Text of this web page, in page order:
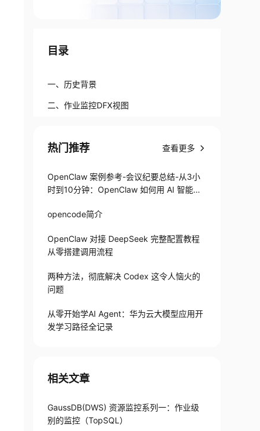
目录
一、历史背景
二、作业监控DFX视图
热门推荐 查看更多
OpenClaw 案例参考-会议纪要总结-从3小
时到10分钟：OpenClaw 如何用 AI 智能体
opencode简介
OpenClaw 对接 DeepSeek 完整配置教程
从零搭建调用流程
两种方法，彻底解决 Codex 这令人恼火的
问题
从零开始学AI Agent：华为云大模型应用开
发学习路径全记录
相关文章
GaussDB(DWS) 资源监控系列一：作业级
别的监控（TopSQL）